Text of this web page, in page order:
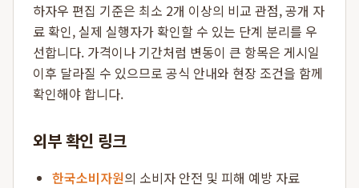
하자우 편집 기준은 최소 2개 이상의 비교 관점, 공개 자
료 확인, 실제 실행자가 확인할 수 있는 단계 분리를 우
선합니다. 가격이나 기간처럼 변동이 큰 항목은 게시일
이후 달라질 수 있으므로 공식 안내와 현장 조건을 함께
확인해야 합니다.
외부 확인 링크
한국소비자원의 소비자 안전 및 피해 예방 자료